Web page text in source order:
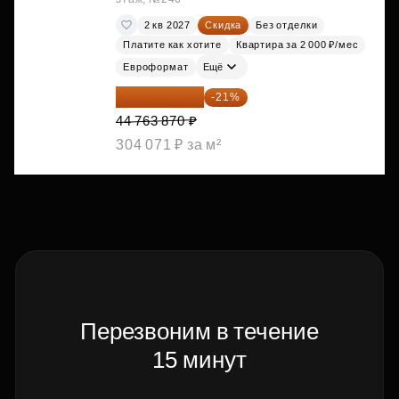
2 кв 2027 Скидка
Без отделки
Платите как хотите
Квартира за 2 000 ₽/мес
Евроформат Ещё
35 363 457 ₽ -21%
44 763 870 ₽
304 071 ₽ за м²
Перезвоним в течение
15 минут